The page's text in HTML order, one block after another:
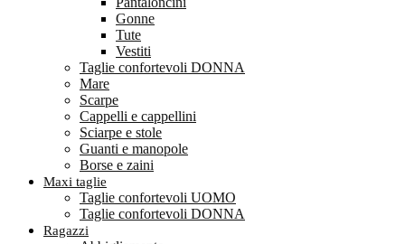
Gonne
Tute
Vestiti
Taglie confortevoli DONNA
Mare
Scarpe
Cappelli e cappellini
Sciarpe e stole
Guanti e manopole
Borse e zaini
Maxi taglie
Taglie confortevoli UOMO
Taglie confortevoli DONNA
Ragazzi